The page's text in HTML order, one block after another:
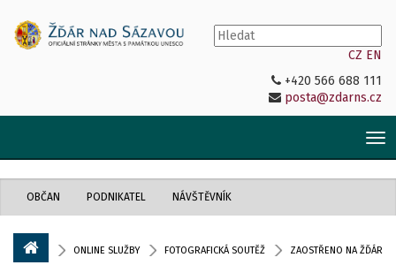
CZ EN
+420 566 688 111
posta@zdarns.cz
OBČAN PODNIKATEL NÁVŠTĚVNÍK
ONLINE SLUŽBY FOTOGRAFICKÁ SOUTĚŽ
ZAOSTŘENO NA ŽĎÁR